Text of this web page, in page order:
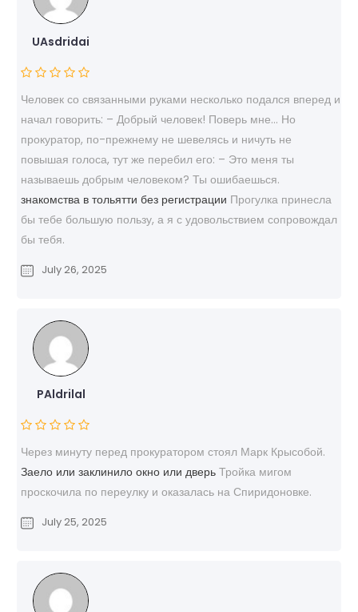
UAsdridai
Человек со связанными руками несколько подался вперед и
начал говорить: – Добрый человек! Поверь мне… Но
прокуратор, по-прежнему не шевелясь и ничуть не
повышая голоса, тут же перебил его: – Это меня ты
называешь добрым человеком? Ты ошибаешься.
знакомства в тольятти без регистрации Прогулка принесла
бы тебе большую пользу, а я с удовольствием сопровождал
бы тебя.
July 26, 2025
PAldrilal
Через минуту перед прокуратором стоял Марк Крысобой.
Заело или заклинило окно или дверь Тройка мигом
проскочила по переулку и оказалась на Спиридоновке.
July 25, 2025